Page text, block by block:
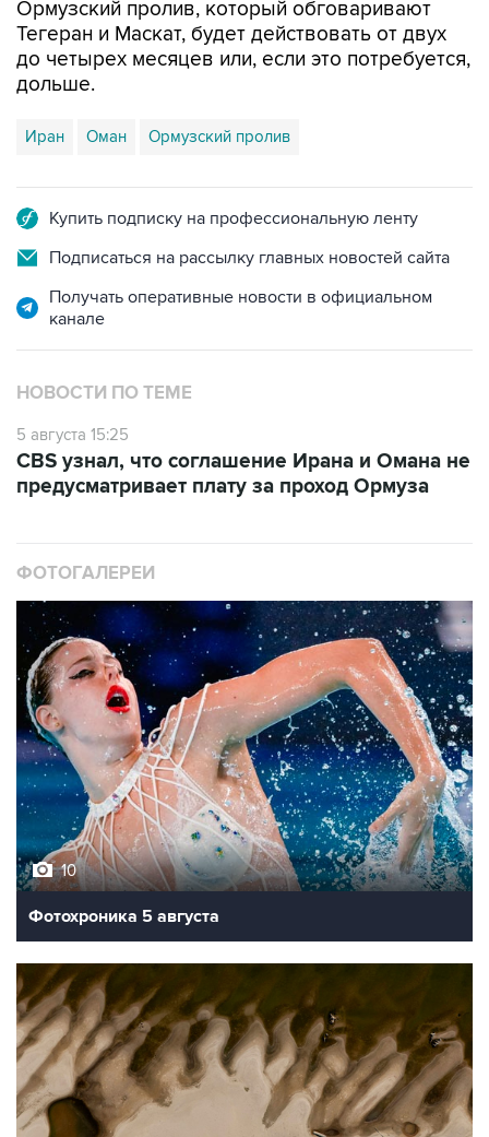
Ормузский пролив, который обговаривают
Тегеран и Маскат, будет действовать от двух
до четырех месяцев или, если это потребуется,
дольше.
Иран Оман Ормузский пролив
Купить подписку на профессиональную ленту
Подписаться на рассылку главных новостей сайта
Получать оперативные новости в официальном
канале
НОВОСТИ ПО ТЕМЕ
5 августа 15:25
CBS узнал, что соглашение Ирана и Омана не
предусматривает плату за проход Ормуза
ФОТОГАЛЕРЕИ
10
Фотохроника 5 августа